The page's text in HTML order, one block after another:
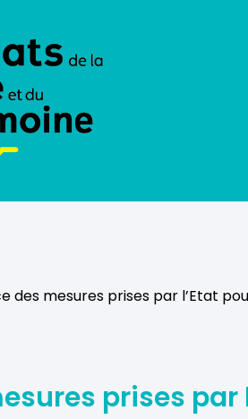
des mesures prises par l’Etat
prises par